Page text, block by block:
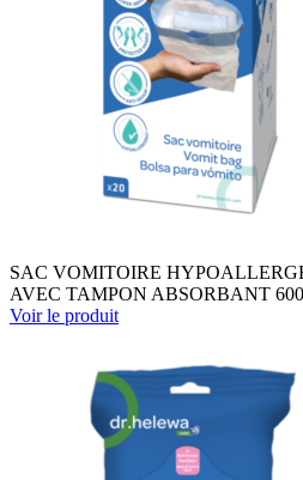
SAC VOMITOIRE
AVEC TAMPON ABSORBANT
Voir le produit